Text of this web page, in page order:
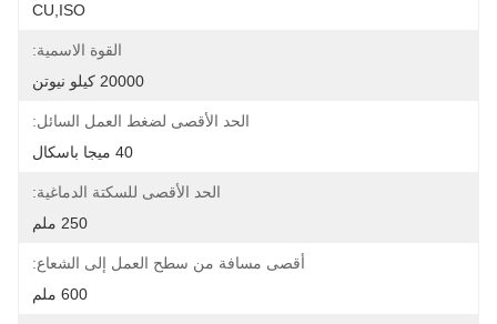
CU,ISO
القوة الاسمية:
20000 كيلو نيوتن
الحد الأقصى لضغط العمل السائل:
40 ميجا باسكال
الحد الأقصى للسكتة الدماغية:
250 ملم
أقصى مسافة من سطح العمل إلى الشعاع:
600 ملم